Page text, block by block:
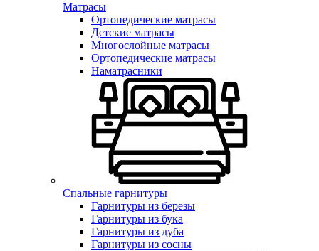
Матрасы
Ортопедические матрасы
Детские матрасы
Многослойные матрасы
Ортопедические матрасы
Наматрасники
Спальные гарнитуры
Гарнитуры из березы
Гарнитуры из бука
Гарнитуры из дуба
Гарнитуры из сосны